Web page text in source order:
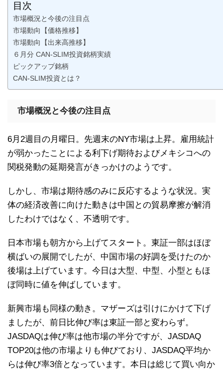
目次
市場概況と今後の注目点
市場動向【価格推移】
市場動向【出来高推移】
６月分 CAN-SLIM投資銘柄実績
ピックアップ銘柄
CAN-SLIM投資とは？
市場概況と今後の注目点
6月2週目の月曜日。先週末のNY市場は上昇。雇用統計
が弱かったことによる利下げ期待およびメキシコへの
関税発動の延期発言がきっかけのようです。
しかし、市場は期待感のみに反応するような状況。実
体の経済改善に向けた動きは中国との貿易摩擦が解消
したわけではなく、不透明です。
日本市場も朝方から上げてスタート。東証一部はほぼ
横ばいの展開でしたが、中国市場の好調を受けたのか
後場は上げています。今日は大型、中型、小型ともほ
ぼ同時に値を伸ばしています。
新興市場も同様の動き。マザーズは引けにかけて下げ
ましたが、前日比伸び率は東証一部と変わらず。
JASDAQは伸び率は他市場の半分ですが、JASDAQ
TOP20は他の市場よりも伸びており、JASDAQ平均か
らは伸び率3倍となっています。本日は総じて買い向か